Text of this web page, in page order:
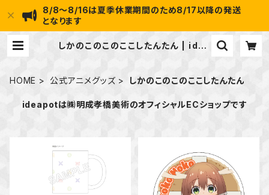
8/8～8/16は夏季休業期間のため8/17以降の発送
となります
しかのこのこのここしたんたん | idea
HOME 公式アニメグッズ しかのこのこのここしたんたん
ideapotは㈱明成孝橋美術のオフィシャルECショップです